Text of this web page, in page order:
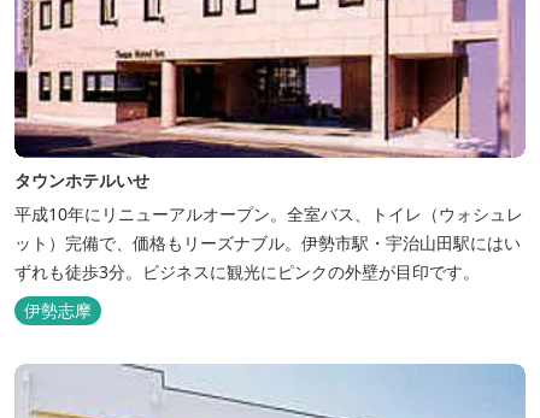
タウンホテルいせ
平成10年にリニューアルオープン。全室バス、トイレ（ウォシュレ
ット）完備で、価格もリーズナブル。伊勢市駅・宇治山田駅にはい
ずれも徒歩3分。ビジネスに観光にピンクの外壁が目印です。
伊勢志摩